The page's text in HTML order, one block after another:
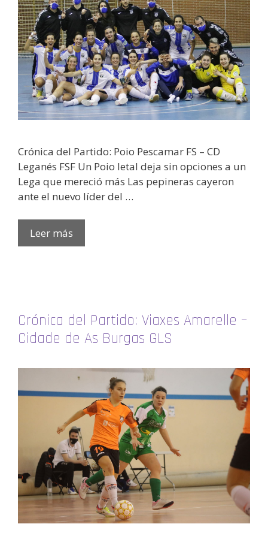
Crónica del Partido: Poio Pescamar FS – CD
Leganés FSF Un Poio letal deja sin opciones a un
Lega que mereció más Las pepineras cayeron
ante el nuevo líder del …
Leer más
Crónica del Partido: Viaxes Amarelle –
Cidade de As Burgas GLS